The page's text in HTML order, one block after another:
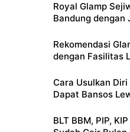
Royal Glamp
Bandung dengan
Rekomendasi
dengan Fasilitas
Cara Usulkan
Dapat Bansos
BLT BBM, PIP,